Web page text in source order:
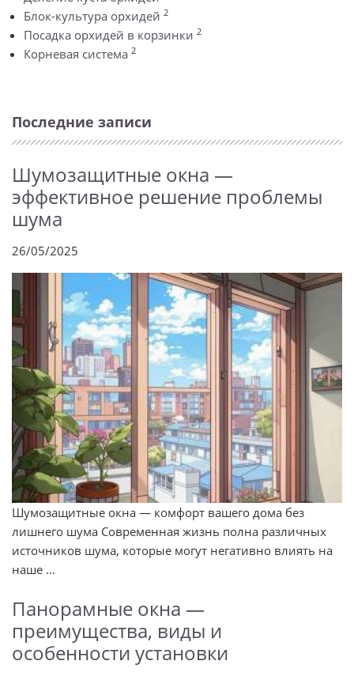
Блок-культура орхидей 2
Посадка орхидей в корзинки 2
Корневая система 2
Последние записи
Шумозащитные окна —
эффективное решение проблемы
шума
26/05/2025
Шумозащитные окна — комфорт вашего дома без
лишнего шума Современная жизнь полна различных
источников шума, которые могут негативно влиять на
наше ...
Панорамные окна —
преимущества, виды и
особенности установки